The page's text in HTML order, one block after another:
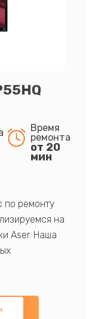
Время
ремонта
от 20
мин
по ремонту
на
Aser. Наша
и
ремонт с
а